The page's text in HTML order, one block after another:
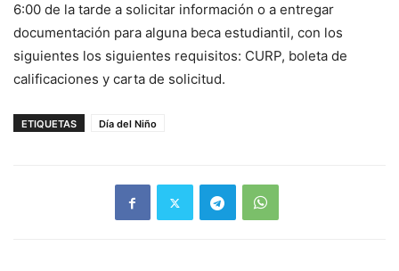
6:00 de la tarde a solicitar información o a entregar
documentación para alguna beca estudiantil, con los
siguientes los siguientes requisitos: CURP, boleta de
calificaciones y carta de solicitud.
ETIQUETAS Día del Niño